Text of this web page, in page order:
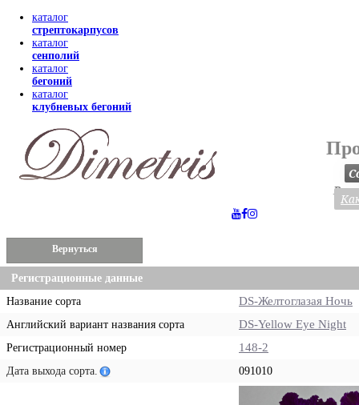
каталог
стрептокарпусов
каталог
сенполий
каталог
бегоний
каталог
клубневых бегоний
Вернуться
Регистрационные данные
Название сорта
DS-Желтоглазая Ночь
Английский вариант названия сорта DS-Yellow Eye Night
Регистрационный номер 148-2
Дата выхода сорта. 091010